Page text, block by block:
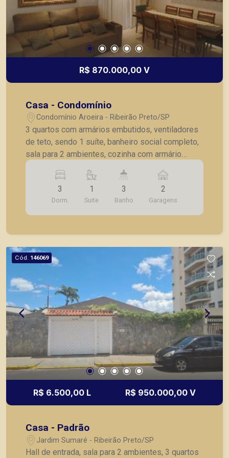
R$ 870.000,00 V
Casa - Condomínio
Condomínio Aroeira - Ribeirão Preto/SP
3 quartos com armários embutidos, ventiladores
de teto, sendo 1 suíte, banheiro social completo,
sala para 2 ambientes, cozinha com armário
embutido, copa, lavanderia, área de churrasco,
banheiro de empregada, 2 vagas de garagem
cobertas. Condomínio com piscina aquecida.
3
Dorm.
1
Suite
3
Banho
2
Garagens
Cód. 146069
R$ 6.500,00 L R$ 950.000,00 V
Casa - Padrão
Jardim Sumaré - Ribeirão Preto/SP
Hall de entrada, sala para 2 ambientes, 3 quartos